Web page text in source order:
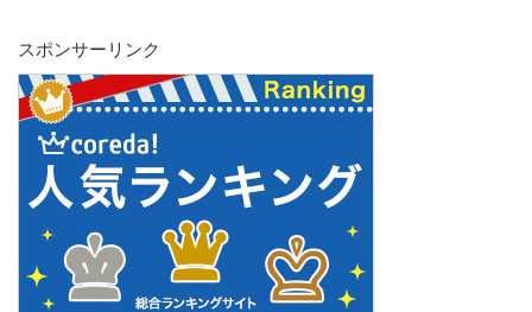
スポンサーリンク